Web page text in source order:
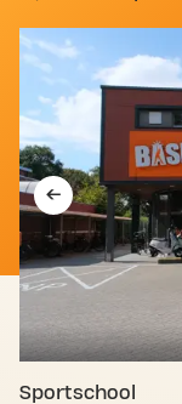
Sportschool